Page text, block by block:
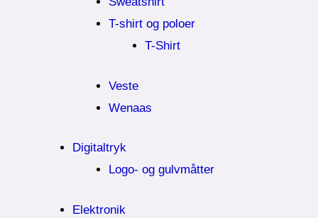
T-shirt og poloer
T-Shirt
Veste
Wenaas
Digitaltryk
Logo- og gulvmåtter
Elektronik